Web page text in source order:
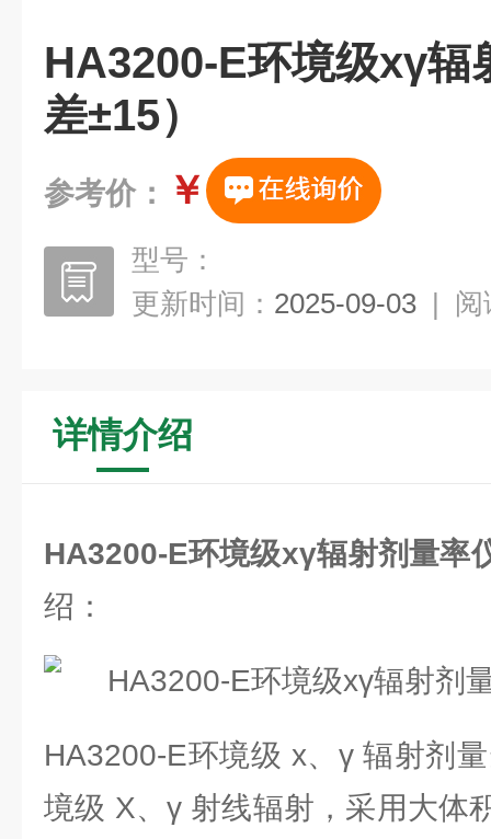
HA3200-E环境级xγ辐
差±15）
参考价： ￥
型号：
更新时间： 2025-09-03 | 阅
详情介绍
HA3200-E环境级xγ辐射剂量率
绍：
HA3200-E环境级 x、γ 辐射剂
境级 X、γ 射线辐射，采用大体